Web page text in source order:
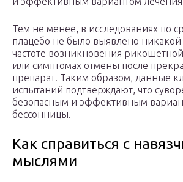
Тем не менее, в исследованиях по
плацебо не было выявлено
частоте возникновения
или симптомах отмены после
препарат. Таким образом, данные
испытаний подтверждают, что
безопасным и эффективным
бессонницы.
Как справиться с
мыслями